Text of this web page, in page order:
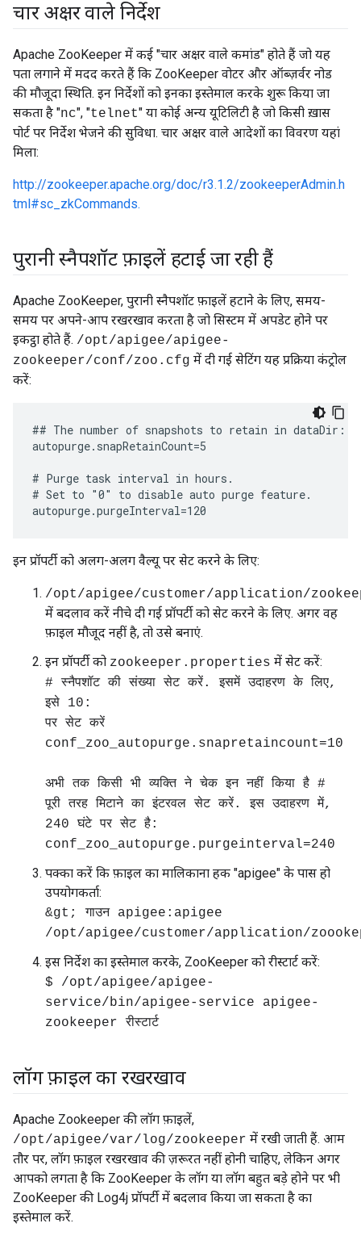
चार अक्षर वाले निर्देश
Apache ZooKeeper में कई "चार अक्षर वाले कमांड" होते हैं जो यह
पता लगाने में मदद करते हैं कि ZooKeeper वोटर और ऑब्ज़र्वर नोड
की मौजूदा स्थिति. इन निर्देशों को इनका इस्तेमाल करके शुरू किया जा
सकता है "nc", "telnet" या कोई अन्य यूटिलिटी है जो किसी ख़ास
पोर्ट पर निर्देश भेजने की सुविधा. चार अक्षर वाले आदेशों का विवरण यहां
मिला:
http://zookeeper.apache.org/doc/r3.1.2/zookeeperAdmin.h
tml#sc_zkCommands.
पुरानी स्नैपशॉट फ़ाइलें हटाई जा रही हैं
Apache ZooKeeper, पुरानी स्नैपशॉट फ़ाइलें हटाने के लिए, समय-
समय पर अपने-आप रखरखाव करता है जो सिस्टम में अपडेट होने पर
इकट्ठा होते हैं. /opt/apigee/apigee-
zookeeper/conf/zoo.cfg में दी गई सेटिंग यह प्रक्रिया कंट्रोल
करें:
## The number of snapshots to retain in dataDir:
autopurge.snapRetainCount=5
# Purge task interval in hours.
# Set to "0" to disable auto purge feature.
autopurge.purgeInterval=120
इन प्रॉपर्टी को अलग-अलग वैल्यू पर सेट करने के लिए:
/opt/apigee/customer/application/
में बदलाव करें नीचे दी गई प्रॉपर्टी को सेट करने के लिए. अगर वह
फ़ाइल मौजूद नहीं है, तो उसे बनाएं.
इन प्रॉपर्टी को zookeeper.properties में सेट करें:
# स्नैपशॉट की संख्या सेट करें. इसमें उदाहरण के लिए,
इसे 10:
पर सेट करें
conf_zoo_autopurge.snapretaincount=10
अभी तक किसी भी व्यक्ति ने चेक इन नहीं किया है #
पूरी तरह मिटाने का इंटरवल सेट करें. इस उदाहरण में,
240 घंटे पर सेट है:
conf_zoo_autopurge.purgeinterval=240
पक्का करें कि फ़ाइल का मालिकाना हक "apigee" के पास हो
उपयोगकर्ता:
&gt; गाउन apigee:apigee
/opt/apigee/customer/application/
इस निर्देश का इस्तेमाल करके, ZooKeeper को रीस्टार्ट करें:
$ /opt/apigee/apigee-
service/bin/apigee-service apigee-
zookeeper रीस्टार्ट
लॉग फ़ाइल का रखरखाव
Apache Zookeeper की लॉग फ़ाइलें,
/opt/apigee/var/log/zookeeper में रखी जाती हैं. आम
तौर पर, लॉग फ़ाइल रखरखाव की ज़रूरत नहीं होनी चाहिए, लेकिन अगर
आपको लगता है कि ZooKeeper के लॉग या लॉग बहुत बड़े होने पर भी
ZooKeeper की Log4j प्रॉपर्टी में बदलाव किया जा सकता है का
इस्तेमाल करें.